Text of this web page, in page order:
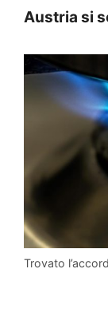
Austria si
Trovato